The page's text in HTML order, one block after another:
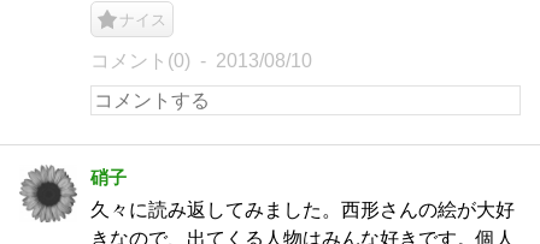
ナイス
コメント(0) 2013/08/10
硝子
久々に読み返してみました。西形さんの絵が大好
きなので、出てくる人物はみんな好きです。個人